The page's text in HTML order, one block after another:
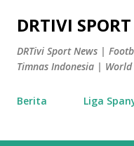
DRTIVI
DRTivi Sport News |
Timnas Indonesia | World
Berita Liga